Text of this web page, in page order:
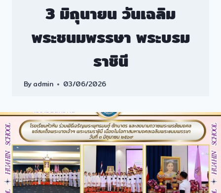
3 มิถุนายน วันเฉลิม
พระชนมพรรษา พระบรม
ราชินี
Byadmin 03/06/2026